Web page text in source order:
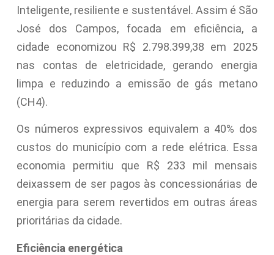
Inteligente, resiliente e sustentável. Assim é São
José dos Campos, focada em eficiência, a
cidade economizou R$ 2.798.399,38 em 2025
nas contas de eletricidade, gerando energia
limpa e reduzindo a emissão de gás metano
(CH4).
Os números expressivos equivalem a 40% dos
custos do município com a rede elétrica. Essa
economia permitiu que R$ 233 mil mensais
deixassem de ser pagos às concessionárias de
energia para serem revertidos em outras áreas
prioritárias da cidade.
Eficiência energética